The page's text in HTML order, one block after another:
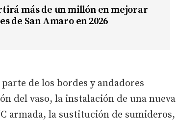
más de un millón en mejorar
de San Amaro en 2026
de los bordes y andadores
del vaso, la instalación de una nueva
armada, la sustitución de sumideros,